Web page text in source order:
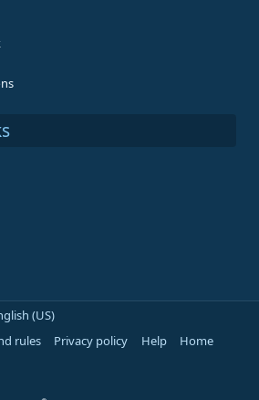
(US)
rules Privacy policy Help Home